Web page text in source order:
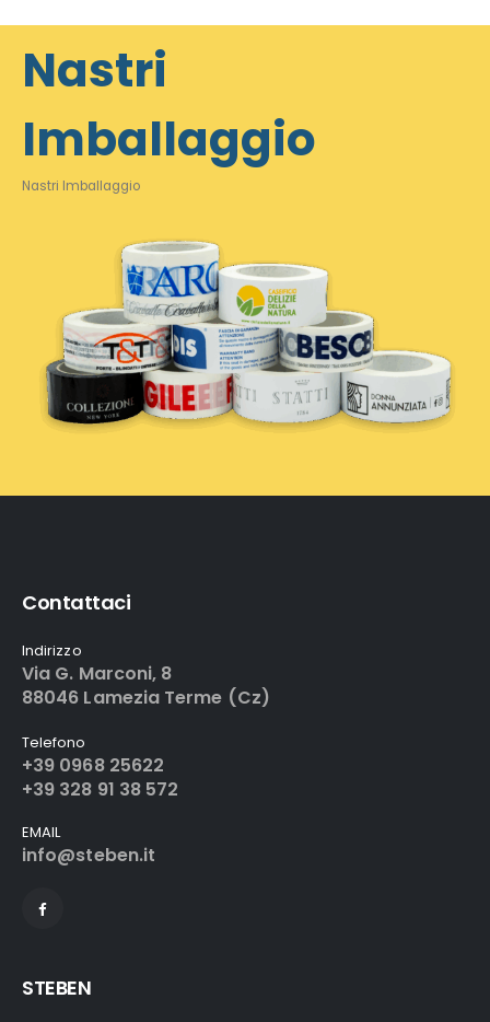
Nastri
Imballaggio
Nastri Imballaggio
Contattaci
Indirizzo
Via G. Marconi, 8
88046 Lamezia Terme (Cz)
Telefono
+39 0968 25622
+39 328 91 38 572
EMAIL
info@steben.it
STEBEN